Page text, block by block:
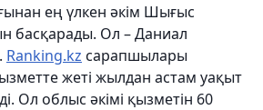
ең үлкен әкім Шығыс
басқарады. Ол – Даниал
Ranking.kz сарапшылары
жеті жылдан астам уақыт
Ол облыс әкімі қызметін 60